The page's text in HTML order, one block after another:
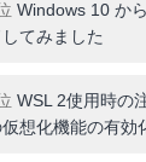
Windows 10 か
てみました
WSL 2使用時の
想化機能の有効